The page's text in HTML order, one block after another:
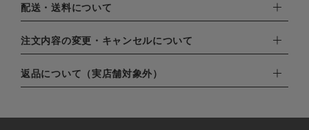
下記お支払い方法よりお選びいただけます。
・クレジットカード（VISA,mastercard,JCB,AMERICAN
EXPRESS,Diners Club）
・amazonペイメント
・楽天ペイ
・PayPay
配送・送料について
配達業者：日本郵便
北海道：1,400円
注文内容の変更・キャンセルについて
ご注文日当日から翌日のAM9:00までにご連絡頂いた場合はキャ
ンセルは可能です。
返品について（実店舗対象外）